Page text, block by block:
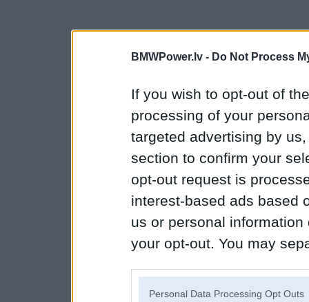
BMWPower.lv - Do Not Process
If you wish to opt-out of
processing of your
targeted advertising by
section to confirm your
opt-out request is
interest-based ads based
us or personal
your opt-out. You may
Personal Data Processing Opt Outs